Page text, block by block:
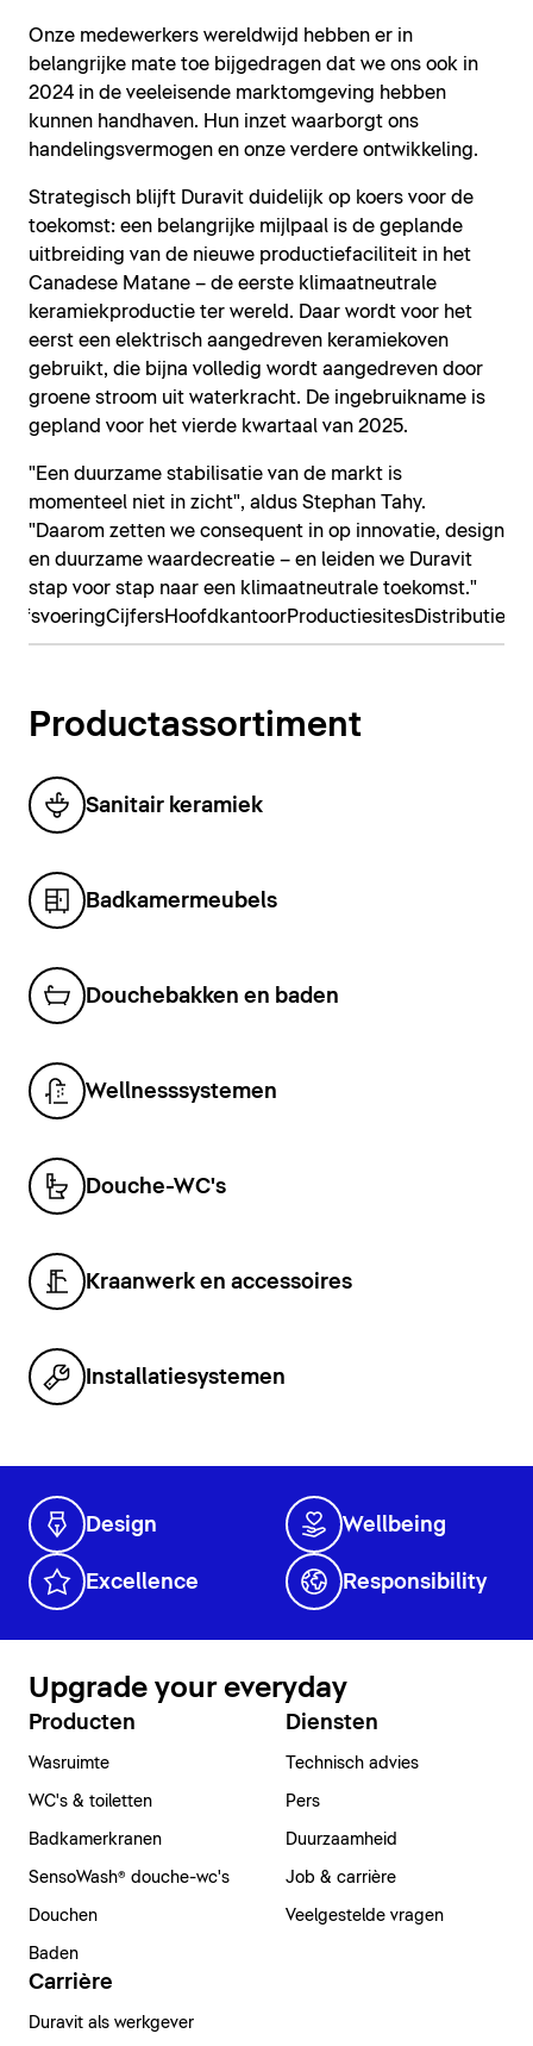
Onze medewerkers wereldwijd hebben er in
belangrijke mate toe bijgedragen dat we ons ook in
2024 in de veeleisende marktomgeving hebben
kunnen handhaven. Hun inzet waarborgt ons
handelingsvermogen en onze verdere ontwikkeling.
Strategisch blijft Duravit duidelijk op koers voor de
toekomst: een belangrijke mijlpaal is de geplande
uitbreiding van de nieuwe productiefaciliteit in het
Canadese Matane – de eerste klimaatneutrale
keramiekproductie ter wereld. Daar wordt voor het
eerst een elektrisch aangedreven keramiekoven
gebruikt, die bijna volledig wordt aangedreven door
groene stroom uit waterkracht. De ingebruikname is
gepland voor het vierde kwartaal van 2025.
"Een duurzame stabilisatie van de markt is
momenteel niet in zicht", aldus Stephan Tahy.
"Daarom zetten we consequent in op innovatie, design
en duurzame waardecreatie – en leiden we Duravit
stap voor stap naar een klimaatneutrale toekomst."
CijfersHoofdkantoorProductiesites
Productassortiment
Sanitair keramiek
Badkamermeubels
Douchebakken en baden
Wellnesssystemen
Douche-WC's
Kraanwerk en accessoires
Installatiesystemen
Design Wellbeing
Excellence Responsibility
Upgrade your everyday
Producten
Wasruimte
WC's & toiletten
Badkamerkranen
SensoWash® douche-wc's
Douchen
Baden
Diensten
Technisch advies
Pers
Duurzaamheid
Job & carrière
Veelgestelde vragen
Carrière
Duravit als werkgever